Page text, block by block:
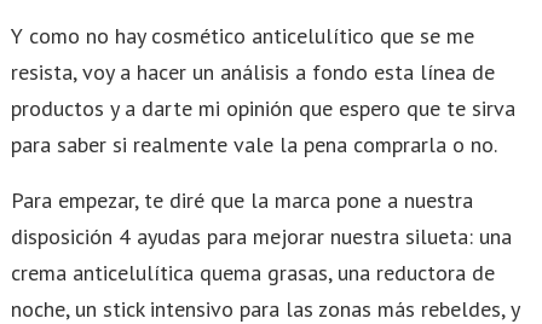
Y como no hay cosmético anticelulítico que se me
resista, voy a hacer un análisis a fondo esta línea de
productos y a darte mi opinión que espero que te sirva
para saber si realmente vale la pena comprarla o no.
Para empezar, te diré que la marca pone a nuestra
disposición 4 ayudas para mejorar nuestra silueta: una
crema anticelulítica quema grasas, una reductora de
noche, un stick intensivo para las zonas más rebeldes, y